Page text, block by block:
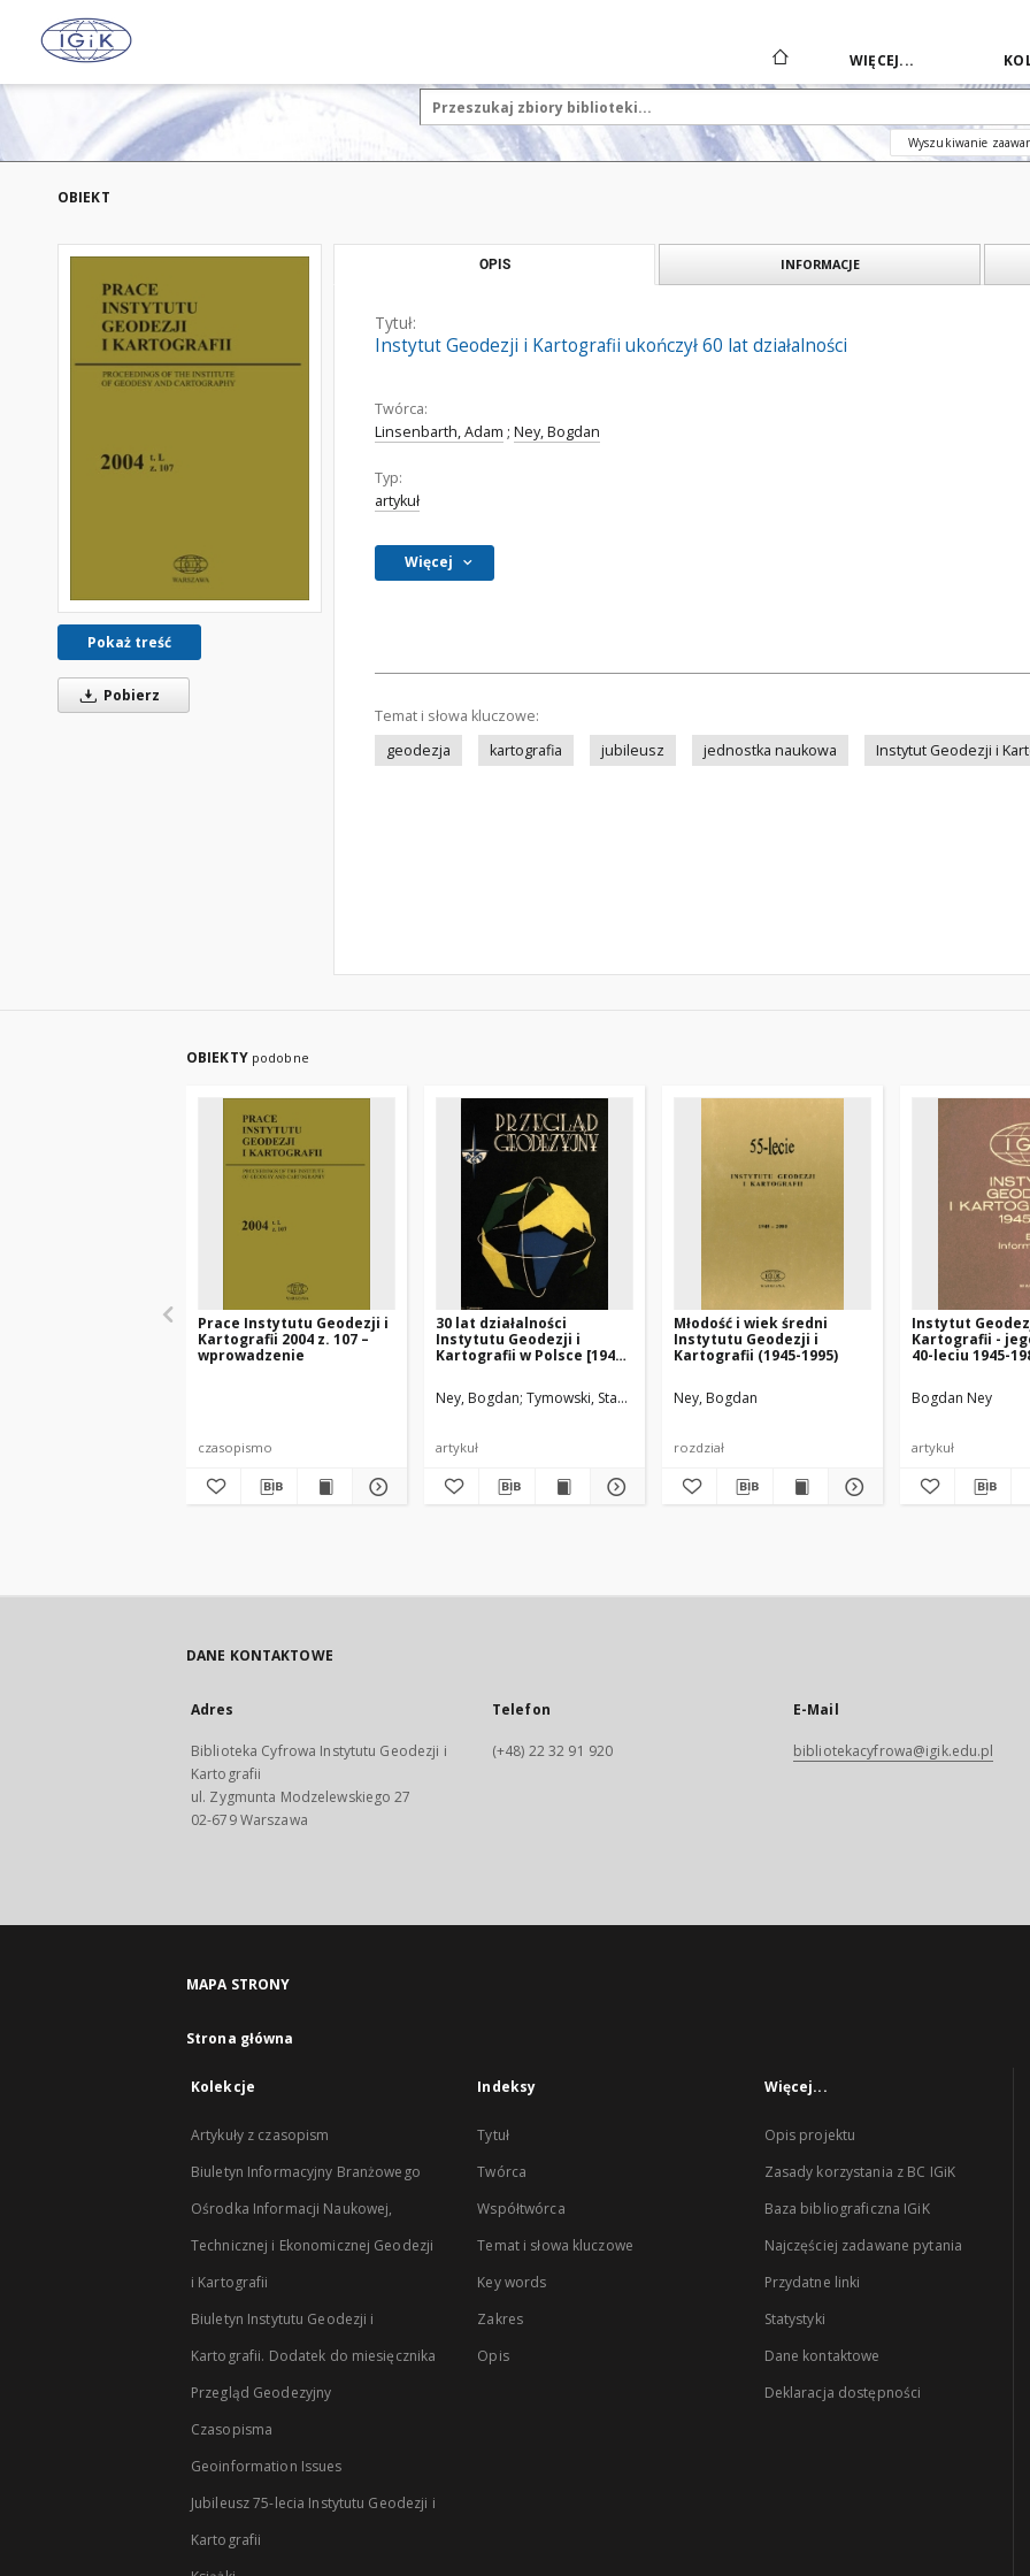
WIĘCEJ...
Wyszukiwanie
OBIEKT
Pokaż treść
Pobierz
OPIS INFORMACJE
Tytuł:
Instytut Geodezji i Kartografii ukończył 60 lat działalności
Twórca:
Linsenbarth, Adam ; Ney, Bogdan
Typ:
artykuł
Więcej
Temat i słowa kluczowe:
geodezja
kartografia jubileusz jednostka naukowa Instytut Geodezji i
OBIEKTY podobne
Prace Instytutu Geodezji i
Kartografii 2004 z. 107 –
wprowadzenie
czasopismo
30 lat działalności
Instytutu Geodezji i
Kartografii w Polsce [1945-
Ney, Bogdan Tymowski, Stanisław Janusz
artykuł
Młodość i wiek średni
Instytutu Geodezji i
Kartografii (1945-1995)
Ney, Bogdan
rozdział
Instytut
Kartografii -
40-leciu 1945-
Bogdan Ney
artykuł
DANE KONTAKTOWE
Adres
Biblioteka Cyfrowa Instytutu Geodezji i
Kartografii
ul. Zygmunta Modzelewskiego 27
02-679 Warszawa
Telefon
(+48) 22 32 91 920
E-Mail
bibliotekacyfrowa@igik.edu.pl
MAPA STRONY
Strona główna
Kolekcje
Artykuły z czasopism
Biuletyn Informacyjny Branżowego
Ośrodka Informacji Naukowej,
Technicznej i Ekonomicznej Geodezji
i Kartografii
Biuletyn Instytutu Geodezji i
Kartografii. Dodatek do miesięcznika
Przegląd Geodezyjny
Czasopisma
Geoinformation Issues
Jubileusz 75-lecia Instytutu Geodezji i
Kartografii
Indeksy
Tytuł
Twórca
Współtwórca
Temat i słowa kluczowe
Key words
Zakres
Opis
Więcej...
Opis projektu
Zasady korzystania z BC IGiK
Baza bibliograficzna IGiK
Najczęściej zadawane pytania
Przydatne linki
Statystyki
Dane kontaktowe
Deklaracja dostępności